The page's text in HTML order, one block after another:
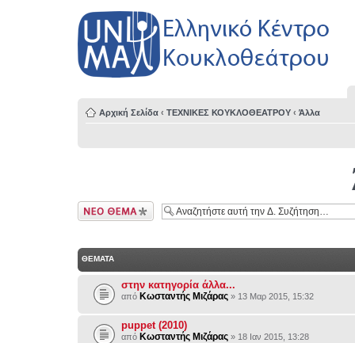
Αρχική Σελίδα ‹ ΤΕΧΝΙΚΕΣ ΚΟΥΚΛΟΘΕΑΤΡΟΥ ‹ Άλλα
Δημιουργία νέου
θέματος
ΘΕΜΑΤΑ
στην κατηγορία άλλα...
από Κωσταντής Μιζάρας » 13 Μαρ 2015, 15:32
puppet (2010)
από Κωσταντής Μιζάρας » 18 Ιαν 2015, 13:28